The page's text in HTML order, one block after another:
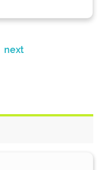
next